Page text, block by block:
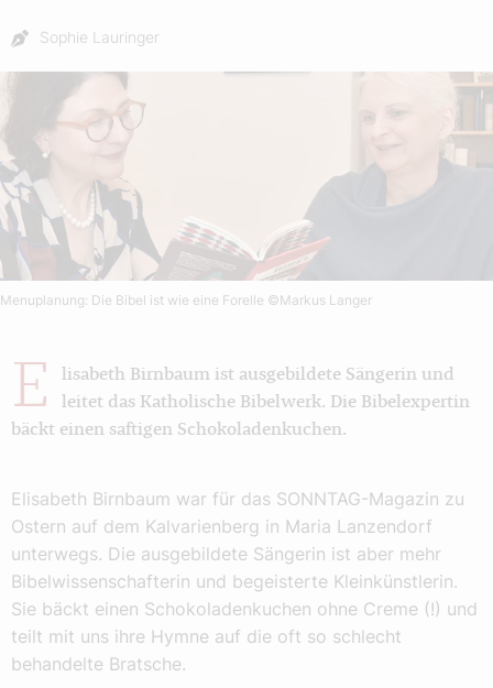
Autor:
Sophie Lauringer
Menuplanung: Die Bibel ist wie eine Forelle ©Markus Langer
E
lisabeth Birnbaum ist ausgebildete Sängerin und
leitet das Katholische Bibelwerk. Die Bibelexpertin
bäckt einen saftigen Schokoladenkuchen.
Elisabeth Birnbaum war für das SONNTAG-Magazin zu
Ostern auf dem Kalvarienberg in Maria Lanzendorf
unterwegs. Die ausgebildete Sängerin ist aber mehr
Bibelwissenschafterin und begeisterte Kleinkünstlerin.
Sie bäckt einen Schokoladenkuchen ohne Creme (!) und
teilt mit uns ihre Hymne auf die oft so schlecht
behandelte Bratsche.